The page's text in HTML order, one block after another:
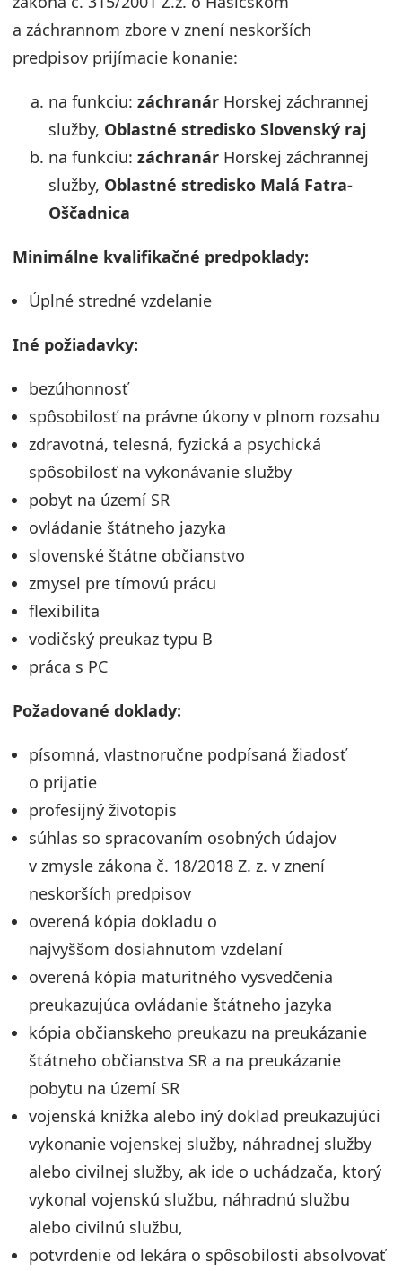
a záchrannom zbore v znení neskorších
predpisov prijímacie konanie:
na funkciu: záchranár Horskej záchrannej
služby, Oblastné stredisko Slovenský raj
na funkciu: záchranár Horskej záchrannej
služby, Oblastné stredisko Malá Fatra-
Oščadnica
Minimálne kvalifikačné predpoklady:
Úplné stredné vzdelanie
Iné požiadavky:
bezúhonnosť
spôsobilosť na právne úkony v plnom rozsahu
zdravotná, telesná, fyzická a psychická
spôsobilosť na vykonávanie služby
pobyt na území SR
ovládanie štátneho jazyka
slovenské štátne občianstvo
zmysel pre tímovú prácu
flexibilita
vodičský preukaz typu B
práca s PC
Požadované doklady:
písomná, vlastnoručne podpísaná žiadosť
o prijatie
profesijný životopis
súhlas so spracovaním osobných údajov
v zmysle zákona č. 18/2018 Z. z. v znení
neskorších predpisov
overená kópia dokladu o
najvyššom dosiahnutom vzdelaní
overená kópia maturitného vysvedčenia
preukazujúca ovládanie štátneho jazyka
kópia občianskeho preukazu na preukázanie
štátneho občianstva SR a na preukázanie
pobytu na území SR
vojenská knižka alebo iný doklad preukazujúci
vykonanie vojenskej služby, náhradnej služby
alebo civilnej služby, ak ide o uchádzača, ktorý
vykonal vojenskú službu, náhradnú službu
alebo civilnú službu,
potvrdenie od lekára o spôsobilosti absolvovať